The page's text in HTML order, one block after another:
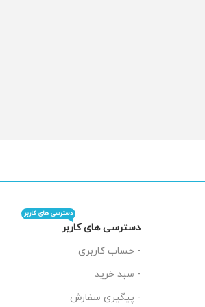
دسترسی های کاربر
دسترسی های کاربر
- حساب کاربری
- سبد خرید
- پیگیری سفارش